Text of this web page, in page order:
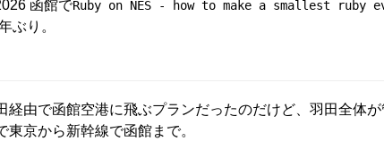
函館でRuby on NES - how to make a smallest ruby
ぶり。
経由で函館空港に飛ぶプランだったのだけど、羽田全体
東京から新幹線で函館まで。